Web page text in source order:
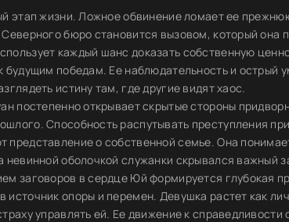
этап жизни. Ложное обвинение ломает ее
бюро становится вызовом, который она
каждый шанс доказать собственную
будущим победам. Ее наблюдательность и острый
истину там, где другие видят хаос.
постепенно открывает скрытые стороны
Способность распутывать преступления
представление о собственной семье. Она
невинной оболочкой служанки скрывался важный
заговоров в сердце Юй формируется глубокая
опоры и перемен. Девушка растет как
управлять ей. Ее движение к справедливости